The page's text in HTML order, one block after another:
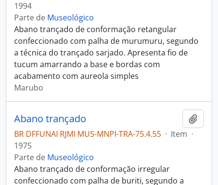
1994
Parte de Museológico
Abano trançado de conformação retangular
confeccionado com palha de murumuru, segundo
a técnica do trançado sarjado. Apresenta fio de
tucum amarrando a base e bordas com
acabamento com aureola simples
Marubo
Abano trançado
BR DFFUNAI RJMI MUS-MNPI-TRA-75.4.55 · Item ·
1975
Parte de Museológico
Abano trançado de conformação irregular
confeccionado com palha de buriti, segundo a